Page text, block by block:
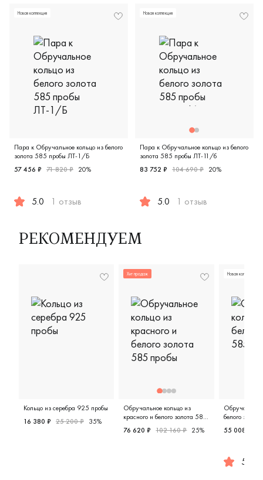
Новая коллекция
Пара к Обручальное кольцо из белого
золота 585 пробы ЛТ-1/Б
57 456 ₽ 71 820 ₽ 20%
5.0 1 отзыв
Новая коллекция
Пара к Обручальное кольцо из белого
золота 585 пробы ЛТ-11/б
83 752 ₽ 104 690 ₽ 20%
5.0 1 отзыв
РЕКОМЕНДУЕМ
Кольцо из серебра 925 пробы
16 380 ₽ 25 200 ₽ 35%
Хит продаж
Обручальное кольцо из
красного и белого золота 585
Женские, мужские, парные,
76 620 ₽ 102 160 ₽ 25%
Новая коллекция
белого
55 008 ₽
5.0